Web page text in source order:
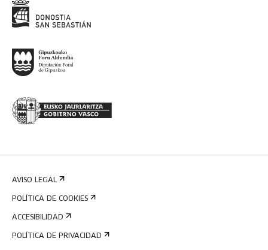
AVISO LEGAL
POLÍTICA DE COOKIES
ACCESIBILIDAD
POLÍTICA DE PRIVACIDAD